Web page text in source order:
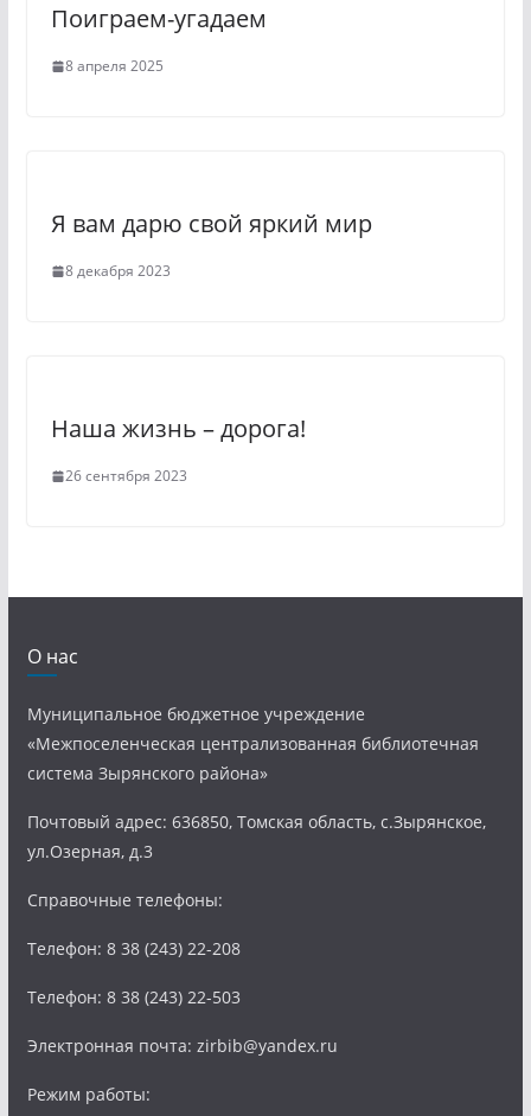
i
k
Поиграем-угадаем
8 апреля 2025
Я вам дарю свой яркий мир
8 декабря 2023
Наша жизнь – дорога!
26 сентября 2023
О нас
Муниципальное бюджетное учреждение
«Межпоселенческая централизованная библиотечная
система Зырянского района»
Почтовый адрес: 636850, Томская область, с.Зырянское,
ул.Озерная, д.3
Справочные телефоны:
Телефон: 8 38 (243) 22-208
Телефон: 8 38 (243) 22-503
Электронная почта: zirbib@yandex.ru
Режим работы: